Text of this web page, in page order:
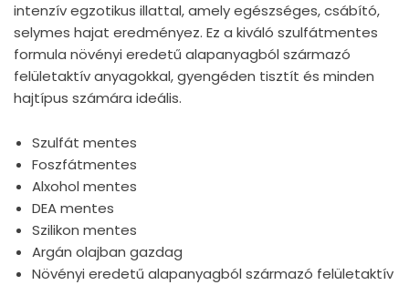
intenzív egzotikus illattal, amely egészséges, csábító,
selymes hajat eredményez. Ez a kiváló szulfátmentes
formula növényi eredetű alapanyagból származó
felületaktív anyagokkal, gyengéden tisztít és minden
hajtípus számára ideális.
Szulfát mentes
Foszfátmentes
Alxohol mentes
DEA mentes
Szilikon mentes
Argán olajban gazdag
Növényi eredetű alapanyagból származó felületaktív